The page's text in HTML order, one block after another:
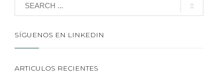
SÍGUENOS EN LINKEDIN
ARTICULOS RECIENTES